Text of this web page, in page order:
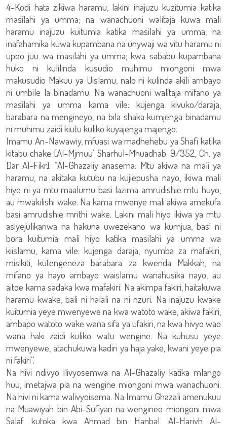
4-Kodi hata zikiwa haramu, lakini inajuzu kuzitumia katika
masilahi ya umma; na wanachuoni walitaja kuwa mali
haramu inajuzu kuitumia katika masilahi ya umma, na
inafahamika kuwa kupambana na unywaji wa vitu haramu ni
upeo juu wa masilahi ya umma; kwa sababu kupambana
huko ni kulilinda kusudio muhimu miongoni mwa
makusudio Makuu ya Uislamu, nalo ni kulinda akili ambayo
ni umbile la binadamu. Na wanachuoni walitaja mifano ya
masilahi ya umma kama vile: kujenga kivuko/daraja,
barabara na mengineyo, na bila shaka kumjenga binadamu
ni muhimu zaidi kiutu kuliko kuyajenga majengo.
Imamu An-Nawawiy, mfuasi wa madhehebu ya Shafi katika
kitabu chake [Al-Mjmuu’ Sharhul-Mhuadhab: 9/352, Ch. ya
Dar Al-Fikr]: “Al-Ghazaliy anasema: Mtu akiwa na mali ya
haramu, na akitaka kutubu na kujiepusha nayo, ikiwa mali
hiyo ni ya mtu maalumu basi lazima amrudishie mtu huyo,
au mwakilishi wake. Na kama mwenye mali akiwa amekufa
basi amrudishie mrithi wake. Lakini mali hiyo ikiwa ya mtu
asiyejulikanwa na hakuna uwezekano wa kumjua, basi ni
bora kuitumia mali hiyo katika masilahi ya umma wa
kiislamu, kama vile: kujenga daraja, nyumba za mafakiri,
misikiti, kutengeneza barabara za kwenda Makkah, na
mifano ya hayo ambayo waislamu wanahusika nayo, au
aitoe kama sadaka kwa mafakiri. Na akimpa fakiri, haitakuwa
haramu kwake, bali ni halali na ni nzuri. Na inajuzu kwake
kuitumia yeye mwenyewe na kwa watoto wake, akiwa fakiri,
ambapo watoto wake wana sifa ya ufakiri, na kwa hivyo wao
wana haki zaidi kuliko watu wengine. Na kuhusu yeye
mwenyewe, atachukuwa kadiri ya haja yake, kwani yeye pia
ni fakiri”.
Na hivi ndivyo ilivyosemwa na Al-Ghazaliy katika mlango
huu, imetajwa pia na wengine miongoni mwa wanachuoni.
Na hivi ni kama walivyoisema. Na Imamu Ghazali amenukuu
na Muawiyah bin Abi-Sufiyan na wengineo miongoni mwa
Salaf, kutoka kwa Ahmad bin Hanbal, Al-Hariyh Al-